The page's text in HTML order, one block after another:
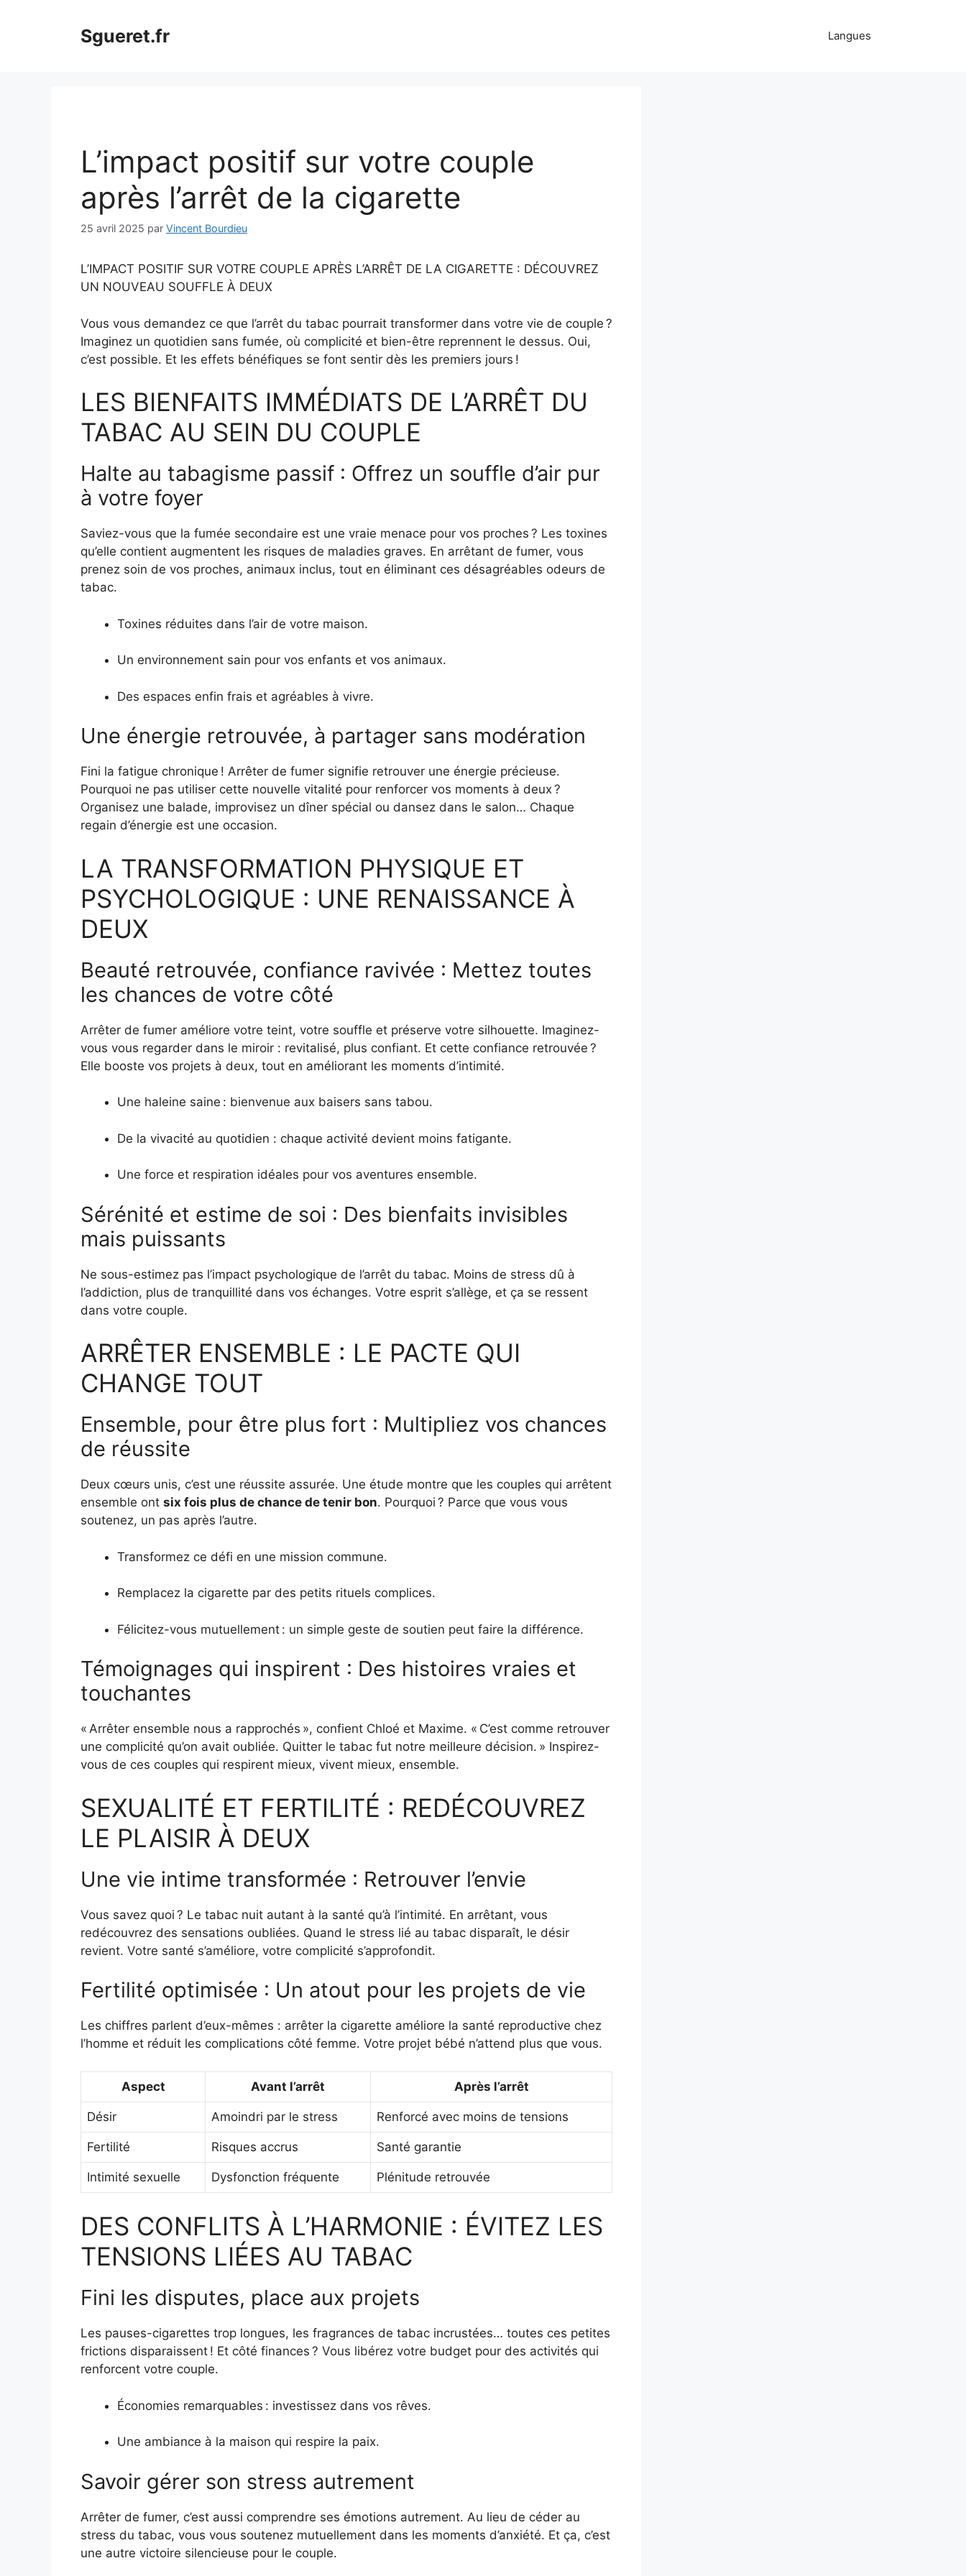
Sgueret.fr Langues
L’impact positif sur votre couple
après l’arrêt de la cigarette
25 avril 2025 par Vincent Bourdieu
L’IMPACT POSITIF SUR VOTRE COUPLE APRÈS L’ARRÊT DE LA CIGARETTE : DÉCOUVREZ
UN NOUVEAU SOUFFLE À DEUX
Vous vous demandez ce que l’arrêt du tabac pourrait transformer dans votre vie de couple ?
Imaginez un quotidien sans fumée, où complicité et bien-être reprennent le dessus. Oui,
c’est possible. Et les effets bénéfiques se font sentir dès les premiers jours !
LES BIENFAITS IMMÉDIATS DE L’ARRÊT DU
TABAC AU SEIN DU COUPLE
Halte au tabagisme passif : Offrez un souffle d’air pur
à votre foyer
Saviez-vous que la fumée secondaire est une vraie menace pour vos proches ? Les toxines
qu’elle contient augmentent les risques de maladies graves. En arrêtant de fumer, vous
prenez soin de vos proches, animaux inclus, tout en éliminant ces désagréables odeurs de
tabac.
Toxines réduites dans l’air de votre maison.
Un environnement sain pour vos enfants et vos animaux.
Des espaces enfin frais et agréables à vivre.
Une énergie retrouvée, à partager sans modération
Fini la fatigue chronique ! Arrêter de fumer signifie retrouver une énergie précieuse.
Pourquoi ne pas utiliser cette nouvelle vitalité pour renforcer vos moments à deux ?
Organisez une balade, improvisez un dîner spécial ou dansez dans le salon… Chaque
regain d’énergie est une occasion.
LA TRANSFORMATION PHYSIQUE ET
PSYCHOLOGIQUE : UNE RENAISSANCE À
DEUX
Beauté retrouvée, confiance ravivée : Mettez toutes
les chances de votre côté
Arrêter de fumer améliore votre teint, votre souffle et préserve votre silhouette. Imaginez-
vous vous regarder dans le miroir : revitalisé, plus confiant. Et cette confiance retrouvée ?
Elle booste vos projets à deux, tout en améliorant les moments d’intimité.
Une haleine saine : bienvenue aux baisers sans tabou.
De la vivacité au quotidien : chaque activité devient moins fatigante.
Une force et respiration idéales pour vos aventures ensemble.
Sérénité et estime de soi : Des bienfaits invisibles
mais puissants
Ne sous-estimez pas l’impact psychologique de l’arrêt du tabac. Moins de stress dû à
l’addiction, plus de tranquillité dans vos échanges. Votre esprit s’allège, et ça se ressent
dans votre couple.
ARRÊTER ENSEMBLE : LE PACTE QUI
CHANGE TOUT
Ensemble, pour être plus fort : Multipliez vos chances
de réussite
Deux cœurs unis, c’est une réussite assurée. Une étude montre que les couples qui arrêtent
ensemble ont six fois plus de chance de tenir bon. Pourquoi ? Parce que vous vous
soutenez, un pas après l’autre.
Transformez ce défi en une mission commune.
Remplacez la cigarette par des petits rituels complices.
Félicitez-vous mutuellement : un simple geste de soutien peut faire la différence.
Témoignages qui inspirent : Des histoires vraies et
touchantes
« Arrêter ensemble nous a rapprochés », confient Chloé et Maxime. « C’est comme retrouver
une complicité qu’on avait oubliée. Quitter le tabac fut notre meilleure décision. » Inspirez-
vous de ces couples qui respirent mieux, vivent mieux, ensemble.
SEXUALITÉ ET FERTILITÉ : REDÉCOUVREZ
LE PLAISIR À DEUX
Une vie intime transformée : Retrouver l’envie
Vous savez quoi ? Le tabac nuit autant à la santé qu’à l’intimité. En arrêtant, vous
redécouvrez des sensations oubliées. Quand le stress lié au tabac disparaît, le désir
revient. Votre santé s’améliore, votre complicité s’approfondit.
Fertilité optimisée : Un atout pour les projets de vie
Les chiffres parlent d’eux-mêmes : arrêter la cigarette améliore la santé reproductive chez
l’homme et réduit les complications côté femme. Votre projet bébé n’attend plus que vous.
Aspect Avant l’arrêt Après l’arrêt
Désir Amoindri par le stress Renforcé avec moins de tensions
Fertilité Risques accrus Santé garantie
Intimité sexuelle Dysfonction fréquente Plénitude retrouvée
DES CONFLITS À L’HARMONIE : ÉVITEZ LES
TENSIONS LIÉES AU TABAC
Fini les disputes, place aux projets
Les pauses-cigarettes trop longues, les fragrances de tabac incrustées… toutes ces petites
frictions disparaissent ! Et côté finances ? Vous libérez votre budget pour des activités qui
renforcent votre couple.
Économies remarquables : investissez dans vos rêves.
Une ambiance à la maison qui respire la paix.
Savoir gérer son stress autrement
Arrêter de fumer, c’est aussi comprendre ses émotions autrement. Au lieu de céder au
stress du tabac, vous vous soutenez mutuellement dans les moments d’anxiété. Et ça, c’est
une autre victoire silencieuse pour le couple.